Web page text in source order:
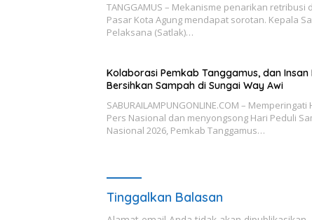
TANGGAMUS – Mekanisme penarikan retribusi
Pasar Kota Agung mendapat sorotan. Kepala
Pelaksana (Satlak)…
Kolaborasi Pemkab Tanggamus, dan Insan
Bersihkan Sampah di Sungai Way Awi
SABURAILAMPUNGONLINE.COM – Memperingati
Pers Nasional dan menyongsong Hari Peduli
Nasional 2026, Pemkab Tanggamus…
Tinggalkan Balasan